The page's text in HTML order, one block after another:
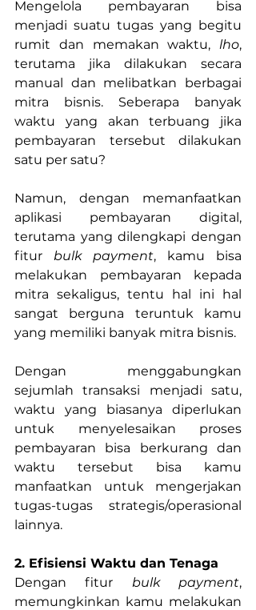
Mengelola pembayaran bisa
menjadi suatu tugas yang begitu
rumit dan memakan waktu, lho,
terutama jika dilakukan secara
manual dan melibatkan berbagai
mitra bisnis. Seberapa banyak
waktu yang akan terbuang jika
pembayaran tersebut dilakukan
satu per satu?
Namun, dengan memanfaatkan
aplikasi pembayaran digital,
terutama yang dilengkapi dengan
fitur bulk payment, kamu bisa
melakukan pembayaran kepada
mitra sekaligus, tentu hal ini hal
sangat berguna teruntuk kamu
yang memiliki banyak mitra bisnis.
Dengan menggabungkan
sejumlah transaksi menjadi satu,
waktu yang biasanya diperlukan
untuk menyelesaikan proses
pembayaran bisa berkurang dan
waktu tersebut bisa kamu
manfaatkan untuk mengerjakan
tugas-tugas strategis/operasional
lainnya.
2. Efisiensi Waktu dan Tenaga
Dengan fitur bulk payment,
memungkinkan kamu melakukan